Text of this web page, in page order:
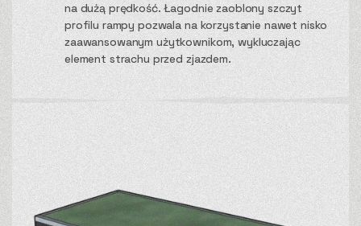
na dużą prędkość. Łagodnie zaoblony szczyt
profilu rampy pozwala na korzystanie nawet nisko
zaawansowanym użytkownikom, wykluczając
element strachu przed zjazdem.